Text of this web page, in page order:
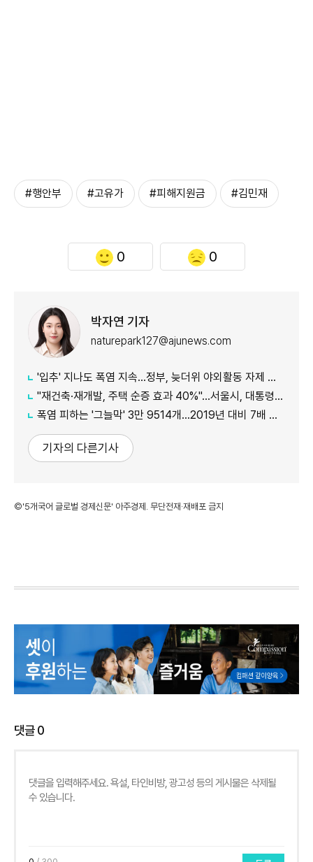
#행안부 #고유가 #피해지원금 #김민재
0 0
박자연 기자
naturepark127@ajunews.com
'입추' 지나도 폭염 지속...정부, 늦더위 야외활동 자제 당부
"재건축·재개발, 주택 순증 효과 40%"...서울시, 대통령실에 정비사업 '백서' 전달
폭염 피하는 '그늘막' 3만 9514개…2019년 대비 7배 증가
기자의 다른기사
©'5개국어 글로벌 경제신문' 아주경제. 무단전재·재배포 금지
댓글0